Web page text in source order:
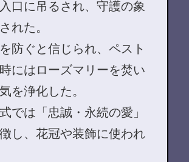
口に吊るされ、守護の象
れた。
防ぐと信じられ、ペスト
にはローズマリーを焚い
を浄化した。
では「忠誠・永続の愛」
し、花冠や装飾に使われ